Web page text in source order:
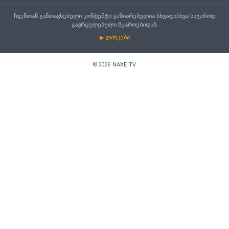
ჩვენთან განთავსებული კონტენტი გაზიარებულია სხვადასხვა საჯაროდ
გავრცელებული წყაროებიდან.
▶ ლინკები
© 2026 NAXE.TV